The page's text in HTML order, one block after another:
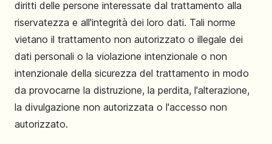
diritti delle persone interessate dal trattamento alla
riservatezza e all'integrità dei loro dati. Tali norme
vietano il trattamento non autorizzato o illegale dei
dati personali o la violazione intenzionale o non
intenzionale della sicurezza del trattamento in modo
da provocarne la distruzione, la perdita, l'alterazione,
la divulgazione non autorizzata o l'accesso non
autorizzato.